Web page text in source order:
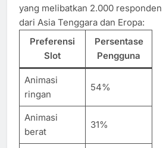
yang melibatkan 2.000 responden
dari Asia Tenggara dan Eropa:
Preferensi
Slot
Persentase
Pengguna
Animasi
ringan
54%
Animasi
berat
31%